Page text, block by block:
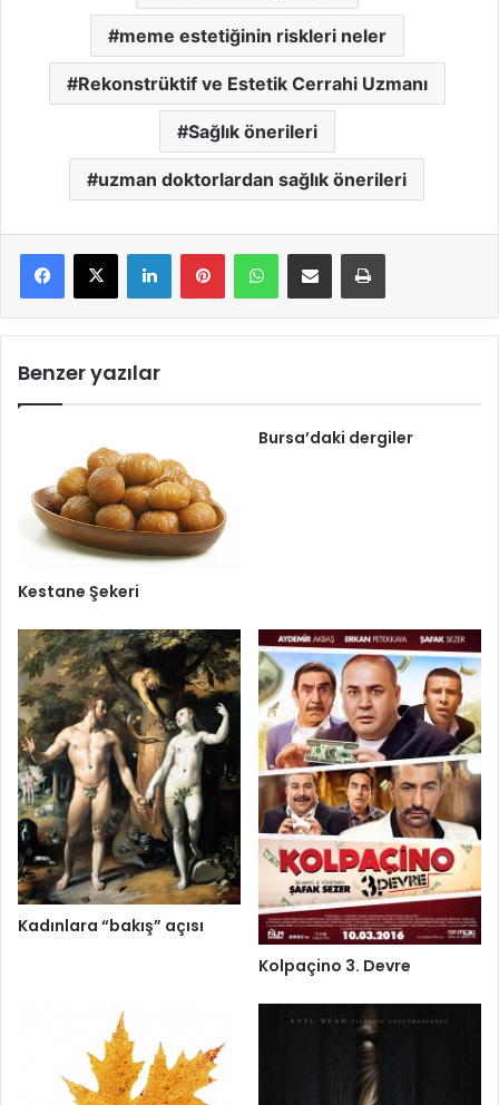
meme estetiğinin riskleri neler
Rekonstrüktif ve Estetik Cerrahi Uzmanı
Sağlık önerileri
uzman doktorlardan sağlık önerileri
Benzer yazılar
Kestane Şekeri
Bursa’daki dergiler
Kadınlara “bakış” açısı
Kolpaçino 3. Devre